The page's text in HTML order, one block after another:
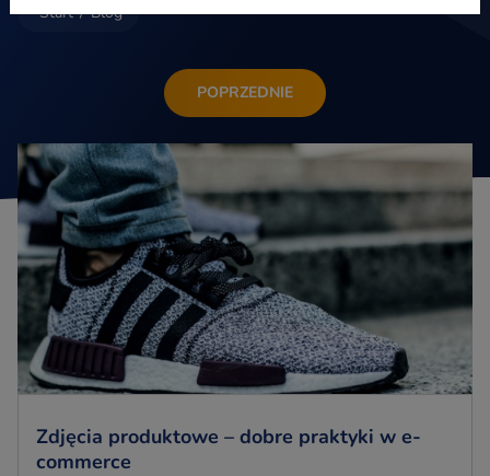
Start / Blog
POPRZEDNIE
Zdjęcia produktowe – dobre praktyki w e-
commerce